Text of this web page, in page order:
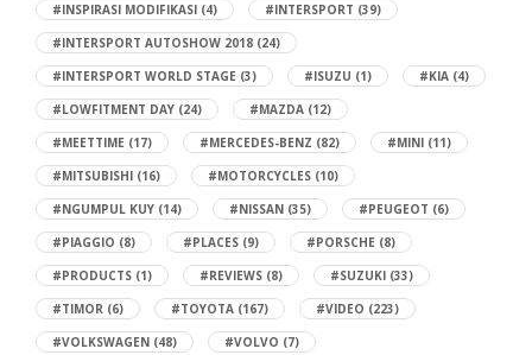
#INSPIRASI MODIFIKASI (4) #INTERSPORT (39)
#INTERSPORT AUTOSHOW 2018 (24)
#INTERSPORT WORLD STAGE (3) #ISUZU (1) #KIA (4)
#LOWFITMENT DAY (24) #MAZDA (12)
#MEETTIME (17) #MERCEDES-BENZ (82) #MINI (11)
#MITSUBISHI (16) #MOTORCYCLES (10)
#NGUMPUL KUY (14) #NISSAN (35) #PEUGEOT (6)
#PIAGGIO (8) #PLACES (9) #PORSCHE (8)
#PRODUCTS (1) #REVIEWS (8) #SUZUKI (33)
#TIMOR (6) #TOYOTA (167) #VIDEO (223)
#VOLKSWAGEN (48) #VOLVO (7)